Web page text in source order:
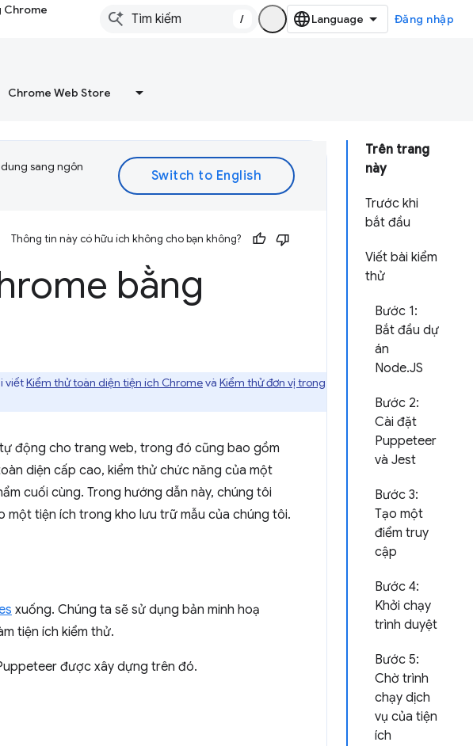
Chrome
/ Đăng nhập
Chrome Web Store
Trên trang
này
Trước khi
bắt đầu
Viết bài kiểm
thử
Bước 1:
Bắt đầu dự
án
Node.JS
Bước 2:
Cài đặt
Puppeteer
và Jest
Bước 3:
Tạo một
điểm truy
cập
Bước 4:
Khởi chạy
trình duyệt
Bước 5:
Chờ trình
chạy dịch
vụ của tiện
ích
sang ngôn
Thông tin này có hữu ích không cho bạn không?
bằng
viếtKiểm thử toàn diện tiện ích Chromevà Kiểm thử đơn vị trong
động cho trang web, trong đó cũng bao gồm
diện cấp cao, kiểm thử chức năng của một
cuối cùng. Trong hướng dẫn này, chúng tôi
tiện ích trong kho lưu trữ mẫu của chúng tôi.
xuống. Chúng ta sẽ sử dụng bản minh hoạ
tiện ích kiểm thử.
được xây dựng trên đó.